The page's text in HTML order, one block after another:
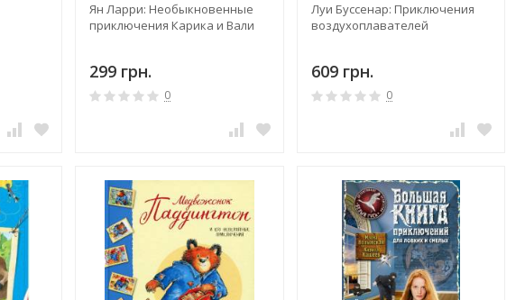
Ян Ларри: Необыкновенные
приключения Карика и Вали
299 грн.
0
Луи Буссенар: Приключения
воздухоплавателей
609 грн.
0